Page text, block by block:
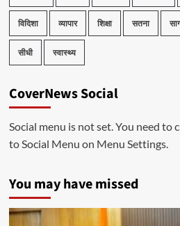
विदिशा व्यापार शिक्षा सतना
सीधी स्वास्थ्य
CoverNews Social
Social menu is not set. You need to
to Social Menu on Menu Settings.
You may have missed